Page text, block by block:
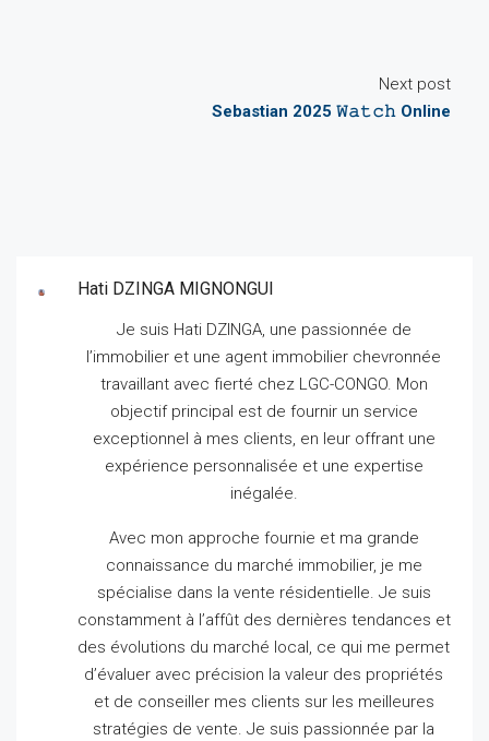
Next post
Sebastian 2025 𝚆𝚊𝚝𝚌𝚑 Online
Hati DZINGA MIGNONGUI
Je suis Hati DZINGA, une passionnée de
l’immobilier et une agent immobilier chevronnée
travaillant avec fierté chez LGC-CONGO. Mon
objectif principal est de fournir un service
exceptionnel à mes clients, en leur offrant une
expérience personnalisée et une expertise
inégalée.
Avec mon approche fournie et ma grande
connaissance du marché immobilier, je me
spécialise dans la vente résidentielle. Je suis
constamment à l’affût des dernières tendances et
des évolutions du marché local, ce qui me permet
d’évaluer avec précision la valeur des propriétés
et de conseiller mes clients sur les meilleures
stratégies de vente.Je suis passionnée par la